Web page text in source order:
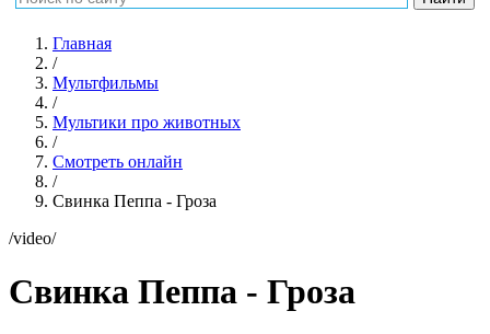
Главная
/
Мультфильмы
/
Мультики про животных
/
Смотреть онлайн
/
Свинка Пеппа - Гроза
/video/
Свинка Пеппа - Гроза